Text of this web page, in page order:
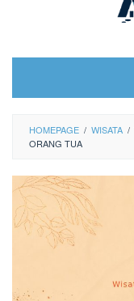
HOMEPAGE / WISATA /
ORANG TUA